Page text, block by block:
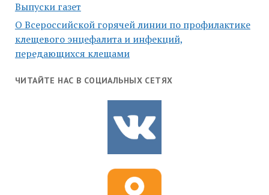
Выпуски газет
О Всероссийской горячей линии по профилактике
клещевого энцефалита и инфекций,
передающихся клещами
ЧИТАЙТЕ НАС В СОЦИАЛЬНЫХ СЕТЯХ